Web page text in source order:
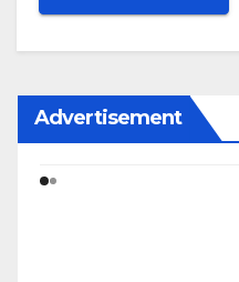
Advertisement